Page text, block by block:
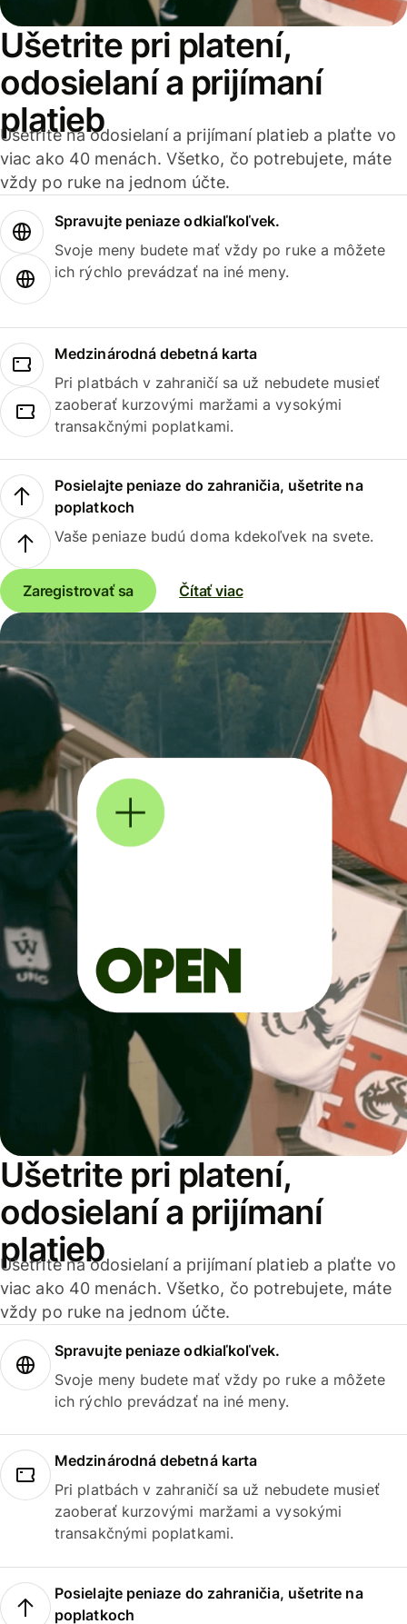
Ušetrite pri platení,
odosielaní a prijímaní
platieb
Ušetrite na odosielaní a prijímaní platieb a plaťte vo
viac ako 40 menách. Všetko, čo potrebujete, máte
vždy po ruke na jednom účte.
Spravujte peniaze odkiaľkoľvek.
Svoje meny budete mať vždy po ruke a môžete
ich rýchlo prevádzať na iné meny.
Medzinárodná debetná karta
Pri platbách v zahraničí sa už nebudete musieť
zaoberať kurzovými maržami a vysokými
transakčnými poplatkami.
Posielajte peniaze do zahraničia, ušetrite na
poplatkoch
Vaše peniaze budú doma kdekoľvek na svete.
Zaregistrovať sa Čítať viac
Ušetrite pri platení,
odosielaní a prijímaní
platieb
Ušetrite na odosielaní a prijímaní platieb a plaťte vo
viac ako 40 menách. Všetko, čo potrebujete, máte
vždy po ruke na jednom účte.
Spravujte peniaze odkiaľkoľvek.
Svoje meny budete mať vždy po ruke a môžete
ich rýchlo prevádzať na iné meny.
Medzinárodná debetná karta
Pri platbách v zahraničí sa už nebudete musieť
zaoberať kurzovými maržami a vysokými
transakčnými poplatkami.
Posielajte peniaze do zahraničia, ušetrite na
poplatkoch